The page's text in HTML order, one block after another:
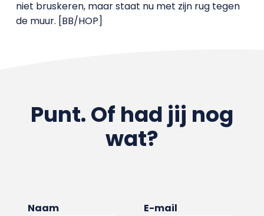
niet bruskeren, maar staat nu met zijn rug tegen
de muur. [BB/HOP]
Punt. Of had jij nog
wat?
Naam E-mail